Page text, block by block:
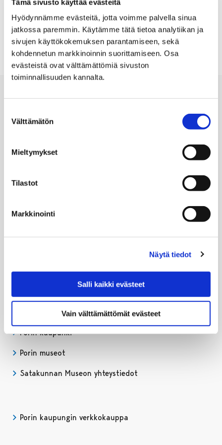
Tämä sivusto käyttää evästeitä
Hyödynnämme evästeitä, jotta voimme palvella sinua
jatkossa paremmin. Käytämme tätä tietoa analytiikan ja
sivujen käyttökokemuksen parantamiseen, sekä
kohdennetun markkinoinnin suorittamiseen. Osa
evästeistä ovat välttämättömiä sivuston
toiminnallisuuden kannalta.
valinta
Välttämätön
Mieltymykset
Tilastot
Markkinointi
Näytä tiedot
Salli kaikki evästeet
Vain välttämättömät evästeet
muistoja eri aiheista, ja ne taltioidaan museoon
tuleville sukupolville. Käy antamassa oma panoksesi
kulttuuriperinnön tallentamiseen!
SATAKUNNAN MUSEO
02 621 1063
Satakunnan Museo Facebookissa
Avautuu uudessa välilehdessä
Satakunnan Museo Instagrammissa
Avautuu uudessa välilehdessä
Satakunnan Museo Youtubessa
Avautuu uudessa välilehdessä
Porin kaupunki
Porin museot
Satakunnan Museon yhteystiedot
Porin kaupungin verkkokauppa